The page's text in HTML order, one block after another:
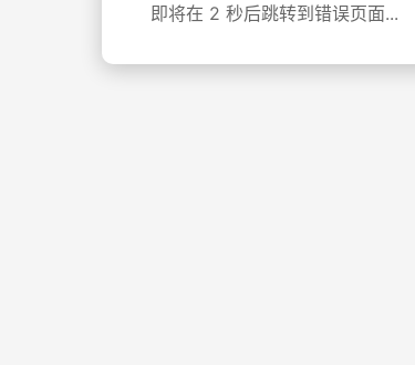
即将在1秒后跳转到错误页面...